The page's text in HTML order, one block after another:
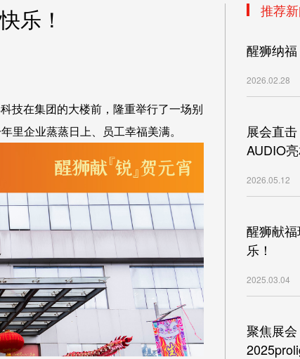
乐！
技在集团的大楼前，隆重举行了一场别
里企业蒸蒸日上、员工幸福美满。
推荐
醒狮纳
2026.02.28
展会直
AUDIO
2026.05.12
醒狮献
乐！
2025.03.04
聚焦展